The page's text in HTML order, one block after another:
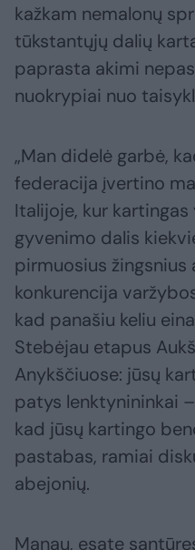
kažkam nemalonų
tūkstantųjų dalių
paprasta akimi
nuokrypiai nuo
„Man didelė garbė,
federacija įvertino
Italijoje, kur
gyvenimo dalis
pirmuosius
konkurencija
kad panašiu keliu
Stebėjau etapus
Anykščiuose: jūsų
patys lenktynininkai
kad jūsų kartingo
pastabas, ramiai
abejonių.
Manau, esate